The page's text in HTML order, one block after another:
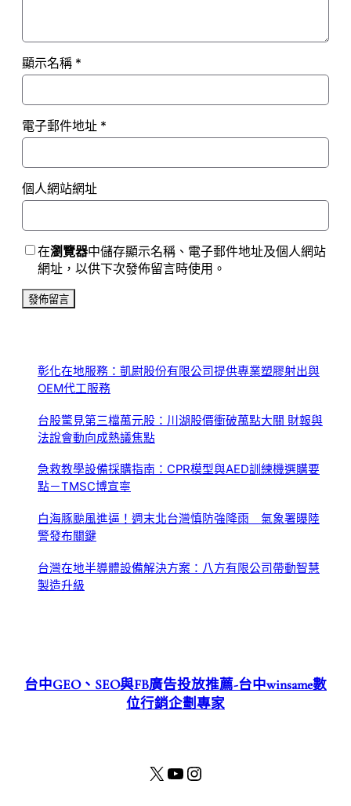
顯示名稱 *
電子郵件地址 *
個人網站網址
在瀏覽器中儲存顯示名稱、電子郵件地址及個人網站
網址，以供下次發佈留言時使用。
彰化在地服務：凱尉股份有限公司提供專業塑膠射出與
OEM代工服務
台股驚見第三檔萬元股：川湖股價衝破萬點大關 財報與
法說會動向成熱議焦點
急救教學設備採購指南：CPR模型與AED訓練機選購要
點－TMSC博宣寧
白海豚颱風進逼！週末北台灣慎防強降雨 氣象署曝陸
警發布關鍵
台灣在地半導體設備解決方案：八方有限公司帶動智慧
製造升級
台中GEO、SEO與FB廣告投放推薦-台中winsame數
位行銷企劃專家
X YouTube Instagram